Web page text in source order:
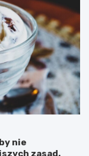
nie
zasad.